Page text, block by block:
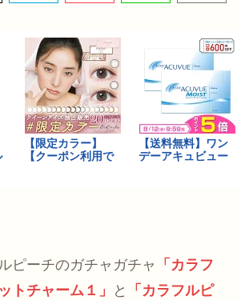
ピーチのガチャガチャ
「カラフ
トチャーム１」
と
「カラフルピ